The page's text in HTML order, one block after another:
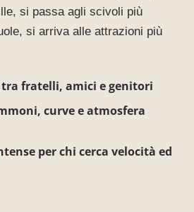
si passa agli scivoli più
si arriva alle attrazioni più
tra fratelli, amici e genitori
curve e atmosfera
per chi cerca velocità ed